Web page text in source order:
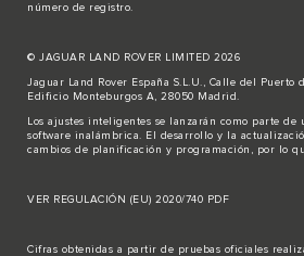
número de registro.
© JAGUAR LAND ROVER LIMITED 2026
Jaguar Land Rover España S.L.U., Calle del Puerto
Edificio Monteburgos A, 28050 Madrid.
Los ajustes inteligentes se lanzarán como parte
software inalámbrica. El desarrollo y la
cambios de planificación y programación, por lo
VER REGULACIÓN (EU) 2020/740 PDF
Cifras obtenidas a partir de pruebas oficiales